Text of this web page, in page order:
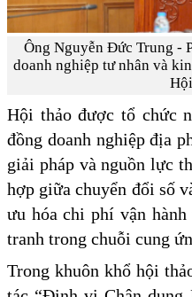
Ông Nguyễn Đức Trung -
doanh nghiệp tư nhân và
Hội thảo được tổ chức
đồng doanh nghiệp địa
giải pháp và nguồn lực
hợp giữa chuyển đổi số
ưu hóa chi phí vận hành
tranh trong chuỗi cung
Trong khuôn khổ hội